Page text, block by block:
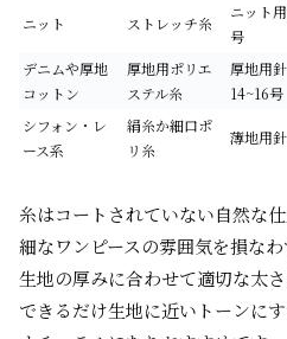
ニット ストレッチ糸
ニット
号
デニムや厚地
コットン
厚地用ポリエ
ステル糸
厚地用針
14~16号
シフォン・レ
ース系
絹糸か細口ポ
リ糸
薄地用
糸はコートされていない自然な
細なワンピースの雰囲気を損な
生地の厚みに合わせて適切な太
できるだけ生地に近いトーンに